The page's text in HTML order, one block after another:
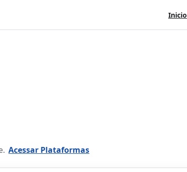
Inicio
Acessar Plataformas